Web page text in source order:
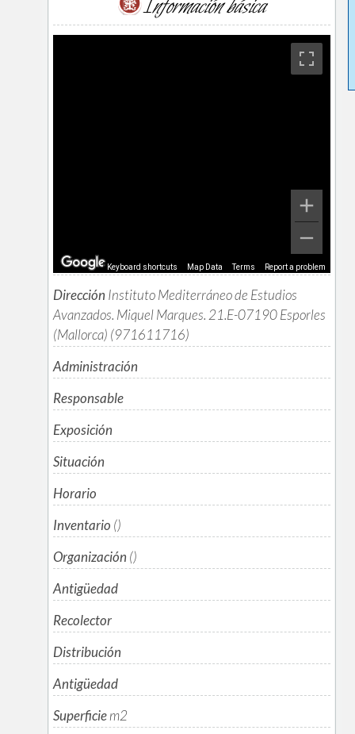
Información básica
Keyboard shortcuts Map Data Terms Report a problem
Dirección Instituto Mediterráneo de Estudios
Avanzados. Miquel Marques. 21.E-07190 Esporles
(Mallorca) (971611716)
Administración
Responsable
Exposición
Situación
Horario
Inventario ()
Organización ()
Antigüedad
Recolector
Distribución
Antigüedad
Superficiem2